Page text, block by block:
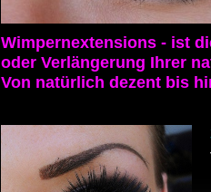
Wimpernextensions - ist
oder Verlängerung Ihrer
Von natürlich dezent bis